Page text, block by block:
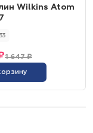
Wilkins Atom
33
1 647 ₽